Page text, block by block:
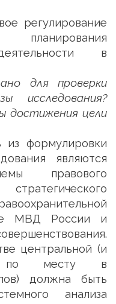
регулирование
в
для проверки
исследования?
достижения цели
из формулировки
являются
правового
МВД России и
центральной (и
месту в
должна быть
анализа